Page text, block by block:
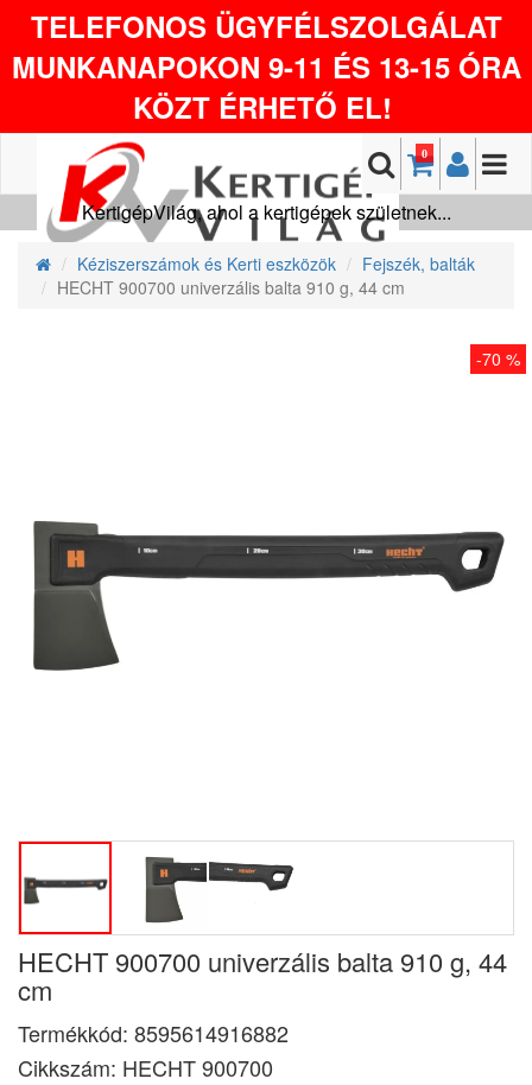
TELEFONOS ÜGYFÉLSZOLGÁLAT
MUNKANAPOKON 9-11 ÉS 13-15 ÓRA
KÖZT ÉRHETŐ EL!
0
KertigépVilág, ahol a kertigépek születnek...
Kéziszerszámok és Kerti eszközök
Fejszék, balták
HECHT 900700 univerzális balta 910 g, 44 cm
-70 %
HECHT 900700 univerzális balta 910 g, 44
cm
Termékkód: 8595614916882
Cikkszám: HECHT 900700